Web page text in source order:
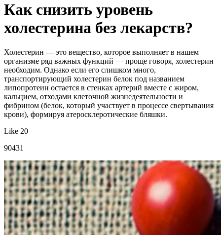
Как снизить уровень
холестерина без лекарств?
Холестерин — это вещество, которое выполняет в нашем
организме ряд важных функций — проще говоря, холестерин
необходим. Однако если его слишком много,
транспортирующий холестерин белок под названием
липопротеин остается в стенках артерий вместе с жиром,
кальцием, отходами клеточной жизнедеятельности и
фибрином (белок, который участвует в процессе свертывания
крови), формируя атеросклеротические бляшки.
Like 20
90431